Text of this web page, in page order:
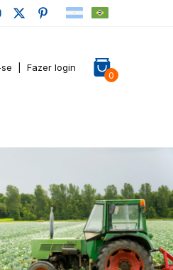
Fazer login
0